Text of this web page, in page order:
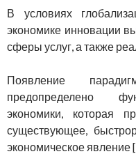
В условиях
экономике инновации
сферы услуг, а также
Появление
предопределено
экономики, которая
существующее,
экономическое явление